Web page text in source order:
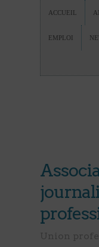
ACCUEIL
EMPLOI